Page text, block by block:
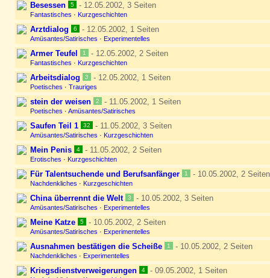
Besessen 5 - 12.05.2002, 3 Seiten
Fantastisches · Kurzgeschichten
Arztdialog 6 - 12.05.2002, 1 Seiten
Amüsantes/Satirisches · Experimentelles
Armer Teufel 1 - 12.05.2002, 2 Seiten
Fantastisches · Kurzgeschichten
Arbeitsdialog 3 - 12.05.2002, 1 Seiten
Poetisches · Trauriges
stein der weisen 2 - 11.05.2002, 1 Seiten
Poetisches · Amüsantes/Satirisches
Saufen Teil 1 32 - 11.05.2002, 3 Seiten
Amüsantes/Satirisches · Kurzgeschichten
Mein Penis 4 - 11.05.2002, 2 Seiten
Erotisches · Kurzgeschichten
Für Talentsuchende und Berufsanfänger 1 - 10.05.2002, 2 Seiten
Nachdenkliches · Kurzgeschichten
China überrennt die Welt 3 - 10.05.2002, 3 Seiten
Amüsantes/Satirisches · Experimentelles
Meine Katze 5 - 10.05.2002, 2 Seiten
Amüsantes/Satirisches · Experimentelles
Ausnahmen bestätigen die Scheiße 1 - 10.05.2002, 2 Seiten
Nachdenkliches · Experimentelles
Kriegsdienstverweigerungen 4 - 09.05.2002, 1 Seiten